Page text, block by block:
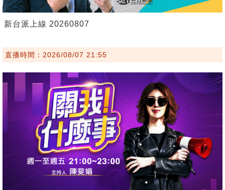
新台派上線 20260807
直播時間：2026/08/07 21:55